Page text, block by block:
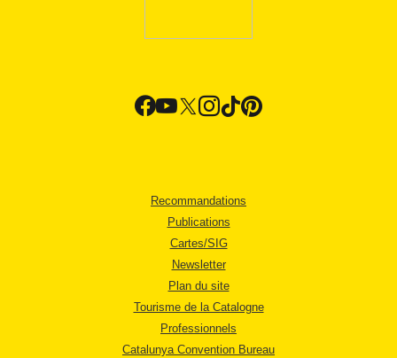
Recommandations
Publications
Cartes/SIG
Newsletter
Plan du site
Tourisme de la Catalogne
Professionnels
Catalunya Convention Bureau